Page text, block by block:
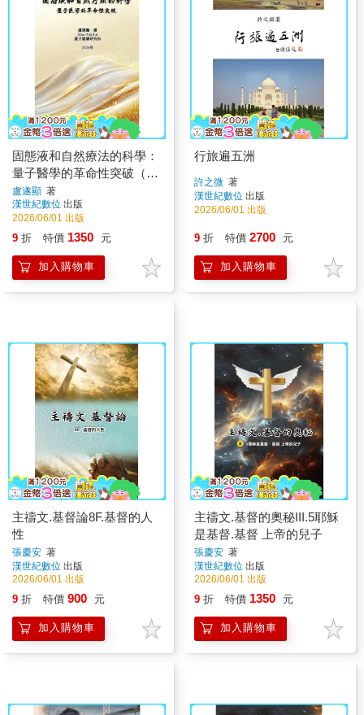
固態液和自然療法的科學：
量子醫學的革命性突破（簡
體中文版）
盧遂顯 著
漢世紀數位 出版
2026/06/01 出版
9 折 特價 1350 元
加入購物車
行旅遍五洲
許之微 著
漢世紀數位 出版
2026/06/01 出版
9 折 特價 2700 元
加入購物車
主禱文.基督論8F.基督的人
性
張慶安 著
漢世紀數位 出版
2026/06/01 出版
9 折 特價 900 元
加入購物車
主禱文.基督的奧秘III.5耶穌
是基督.基督 上帝的兒子
張慶安 著
漢世紀數位 出版
2026/06/01 出版
9 折 特價 1350 元
加入購物車